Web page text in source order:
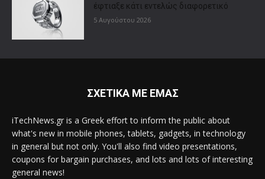
έφτιαξε κάτι εντελώς διαφορετικό
5 Αυγούστου 2026
ΣΧΕΤΙΚΑ ΜΕ ΕΜΑΣ
iTechNews.gr is a Greek effort to inform the public about
what's new in mobile phones, tablets, gadgets, in technology
in general but not only. You'll also find video presentations,
coupons for bargain purchases, and lots and lots of interesting
general news!